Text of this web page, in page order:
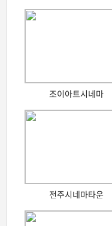
조이아트시네마
전주시네마타운